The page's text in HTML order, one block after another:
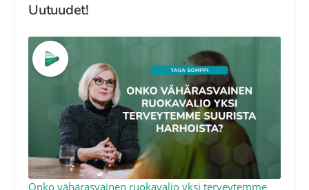
Uutuudet!
Onko vähärasvainen ruokavalio yksi terveytemme